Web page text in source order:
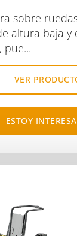
sobre
altura baja y
pue...
VER
ESTOY